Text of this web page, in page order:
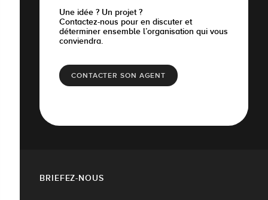
Une idée ? Un projet ?
Contactez-nous pour en discuter et
déterminer ensemble l’organisation qui vous
conviendra.
CONTACTER SON AGENT
BRIEFEZ-NOUS